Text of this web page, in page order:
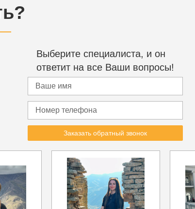
Выберите специалиста, и он
ответит на все Ваши вопросы!